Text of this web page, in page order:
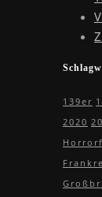
139er
2020